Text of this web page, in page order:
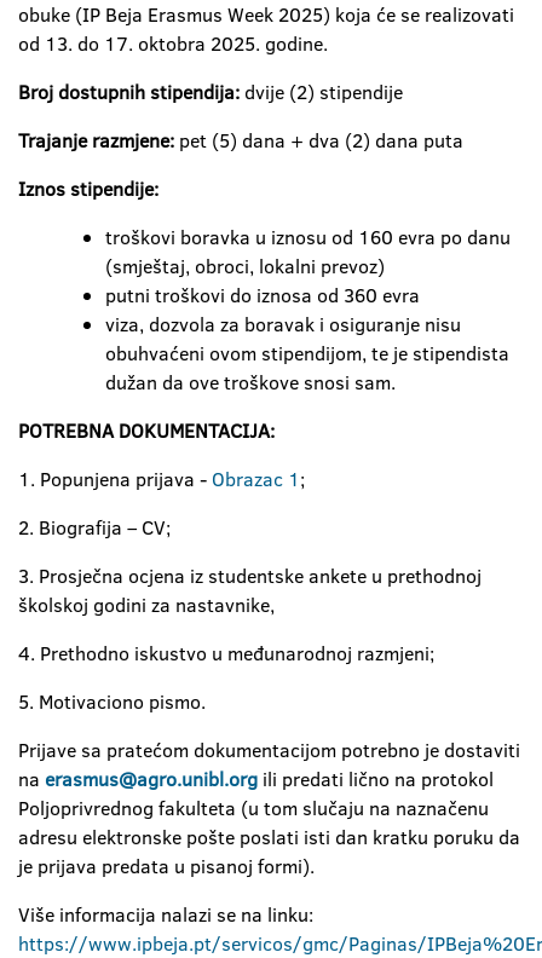
obuke (IP Beja Erasmus Week 2025) koja će se realizovati
od 13. do 17. oktobra 2025. godine.
Broj dostupnih stipendija: dvije (2) stipendije
Trajanje razmjene: pet (5) dana + dva (2) dana puta
Iznos stipendije:
troškovi boravka u iznosu od 160 evra po danu
(smještaj, obroci, lokalni prevoz)
putni troškovi do iznosa od 360 evra
viza, dozvola za boravak i osiguranje nisu
obuhvaćeni ovom stipendijom, te je stipendista
dužan da ove troškove snosi sam.
POTREBNA DOKUMENTACIJA:
1. Popunjena prijava - Obrazac 1;
2. Biografija – CV;
3. Prosječna ocjena iz studentske ankete u prethodnoj
školskoj godini za nastavnike,
4. Prethodno iskustvo u međunarodnoj razmjeni;
5. Motivaciono pismo.
Prijave sa pratećom dokumentacijom potrebno je dostaviti
na erasmus@agro.unibl.org ili predati lično na protokol
Poljoprivrednog fakulteta (u tom slučaju na naznačenu
adresu elektronske pošte poslati isti dan kratku poruku da
je prijava predata u pisanoj formi).
Više informacija nalazi se na linku:
https://www.ipbeja.pt/servicos/gmc/Paginas/